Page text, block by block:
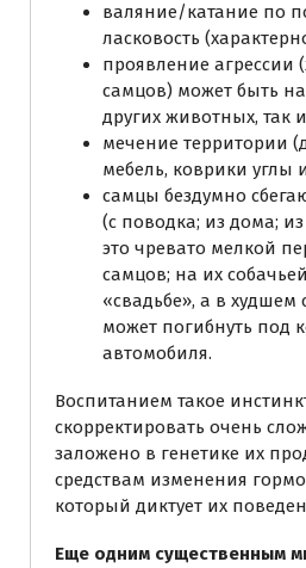
валяние/катание по
ласковость
проявление агрессии
самцов) может быть
других животных, так
мечение территории
мебель, коврики углы
самцы бездумно
(с поводка; из дома;
это чревато мелкой
самцов; на их
«свадьбе», а в худшем
может погибнуть под
автомобиля.
Воспитанием такое
скорректировать очень
заложено в генетике их
средствам изменения
который диктует их
Еще одним существенным